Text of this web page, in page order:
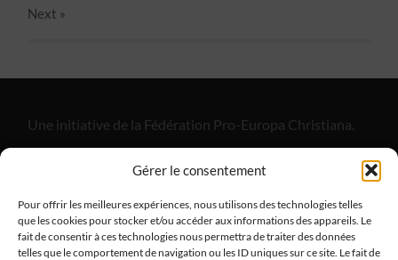
Gérer le consentement
Pour offrir les meilleures expériences, nous utilisons des technologies telles
que les cookies pour stocker et/ou accéder aux informations des appareils. Le
fait de consentir à ces technologies nous permettra de traiter des données
telles que le comportement de navigation ou les ID uniques sur ce site. Le fait de
Next »
Une initiative de la Fédération Pro-Europa Christiana.
dans notre pays et dans nos familles par le retour à la
pratique religieuse.